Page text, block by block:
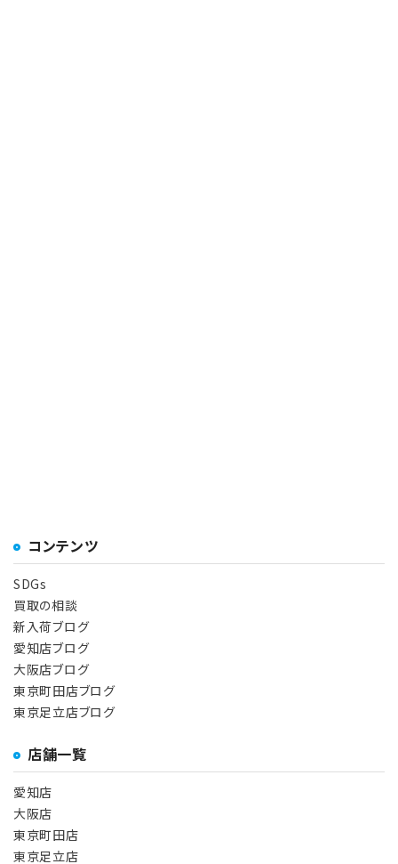
コンテンツ
SDGs
買取の相談
新入荷ブログ
愛知店ブログ
大阪店ブログ
東京町田店ブログ
東京足立店ブログ
店舗一覧
愛知店
大阪店
東京町田店
東京足立店